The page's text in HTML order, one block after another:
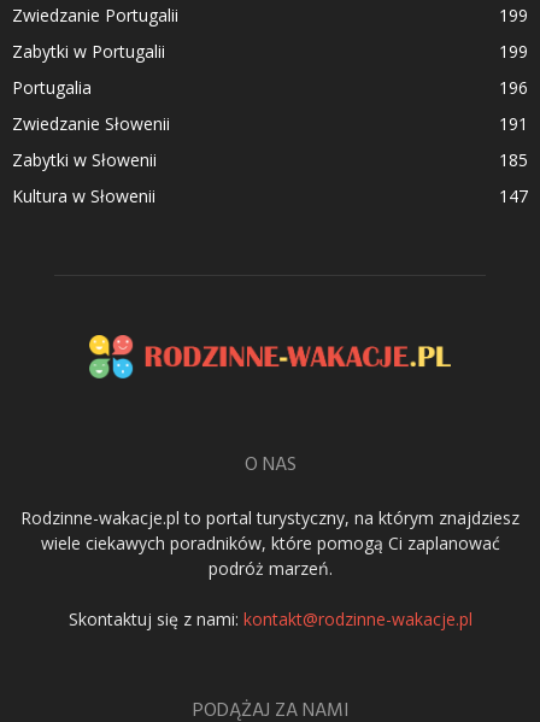
Zwiedzanie Portugalii
199
Zabytki w Portugalii
199
Portugalia
196
Zwiedzanie Słowenii
191
Zabytki w Słowenii
185
Kultura w Słowenii
147
O NAS
Rodzinne-wakacje.pl to portal turystyczny, na którym znajdziesz
wiele ciekawych poradników, które pomogą Ci zaplanować
podróż marzeń.
Skontaktuj się z nami: kontakt@rodzinne-wakacje.pl
PODĄŻAJ ZA NAMI